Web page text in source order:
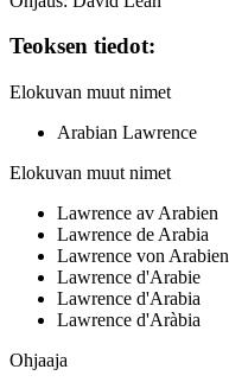
Teoksen tiedot:
Elokuvan muut nimet
Arabian Lawrence
Elokuvan muut nimet
Lawrence av Arabien
Lawrence de Arabia
Lawrence von Arabien
Lawrence d'Arabie
Lawrence d'Arabia
Lawrence d'Aràbia
Ohjaaja